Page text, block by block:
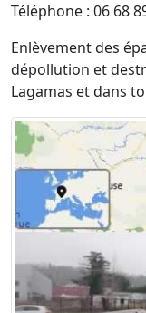
Téléphone : 06 68
Enlèvement des
dépollution et
Lagamas et dans